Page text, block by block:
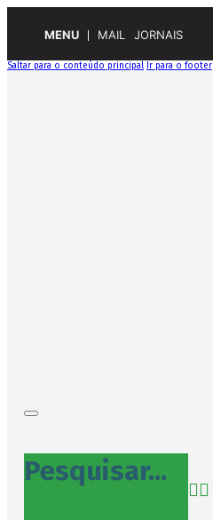
MENU MAIL JORNAIS
Saltar para o conteúdo principal Ir para o footer
Pesquisar...